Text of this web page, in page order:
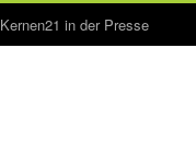
Kernen21 in der Presse